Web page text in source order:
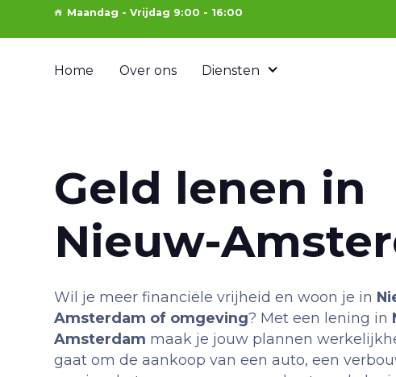
Maandag - Vrijdag 9:00 - 16:00
Home Over ons Diensten
Geld lenen in
Nieuw-
Wil je meer financiële vrijheid en woon je in
Amsterdam of omgeving? Met een lening in
Amsterdam maak je jouw plannen
gaat om de aankoop van een auto, een